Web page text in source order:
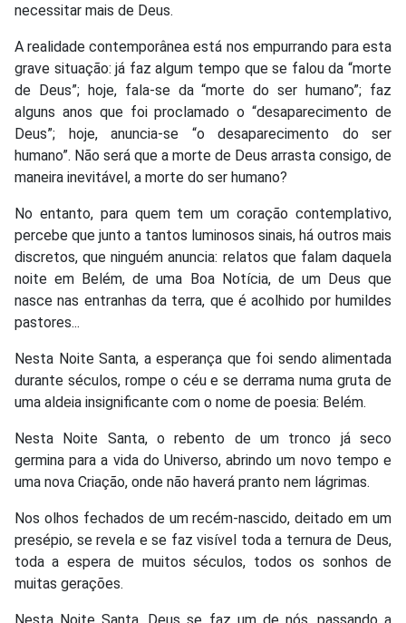
necessitar mais de Deus.
A realidade contemporânea está nos empurrando para esta
grave situação: já faz algum tempo que se falou da “morte
de Deus”; hoje, fala-se da “morte do ser humano”; faz
alguns anos que foi proclamado o “desaparecimento de
Deus”; hoje, anuncia-se “o desaparecimento do ser
humano”. Não será que a morte de Deus arrasta consigo, de
maneira inevitável, a morte do ser humano?
No entanto, para quem tem um coração contemplativo,
percebe que junto a tantos luminosos sinais, há outros mais
discretos, que ninguém anuncia: relatos que falam daquela
noite em Belém, de uma Boa Notícia, de um Deus que
nasce nas entranhas da terra, que é acolhido por humildes
pastores...
Nesta Noite Santa, a esperança que foi sendo alimentada
durante séculos, rompe o céu e se derrama numa gruta de
uma aldeia insignificante com o nome de poesia: Belém.
Nesta Noite Santa, o rebento de um tronco já seco
germina para a vida do Universo, abrindo um novo tempo e
uma nova Criação, onde não haverá pranto nem lágrimas.
Nos olhos fechados de um recém-nascido, deitado em um
presépio, se revela e se faz visível toda a ternura de Deus,
toda a espera de muitos séculos, todos os sonhos de
muitas gerações.
Nesta Noite Santa, Deus se faz um de nós, passando a